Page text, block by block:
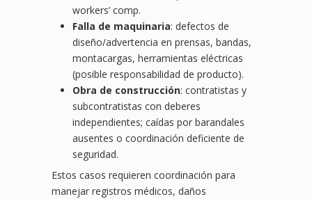
workers’ comp.
Falla de maquinaria: defectos de
diseño/advertencia en prensas, bandas,
montacargas, herramientas eléctricas
(posible responsabilidad de producto).
Obra de construcción: contratistas y
subcontratistas con deberes
independientes; caídas por barandales
ausentes o coordinación deficiente de
seguridad.
Estos casos requieren coordinación para
manejar registros médicos, daños